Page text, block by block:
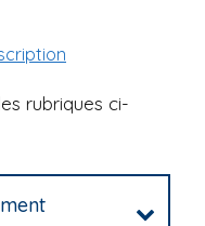
rubriques ci-